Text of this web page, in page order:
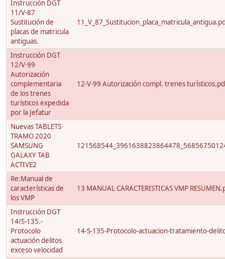
Instrucción DGT
11/V-87
Sustitución de
placas de matricula
antiguas.
Instrucción DGT
12/V-99
Autorización
complementaria
de los trenes
turísticos expedida
por la Jefatur
12-V-99 Autorización compl. trenes
Nuevas TABLETS
TRAMO 2020
SAMSUNG
GALAXY TAB
ACTIVE2
Re:Manual de
características de
los VMP
13 MANUAL CARACTERISTICAS VMP
Instrucción DGT
14/S-135.-
Protocolo
actuación delitos
exceso velocidad
14-S-135-Protocolo-actuacion-tratamiento-